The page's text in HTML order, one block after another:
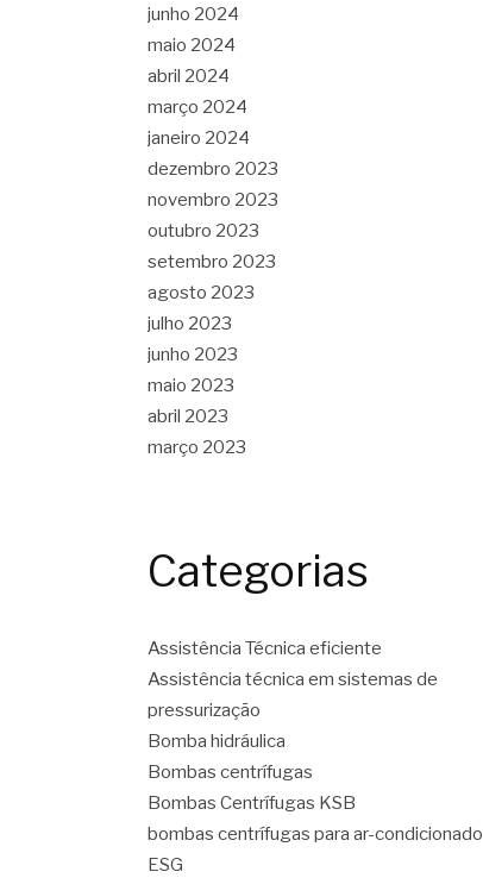
junho 2024
maio 2024
abril 2024
março 2024
janeiro 2024
dezembro 2023
novembro 2023
outubro 2023
setembro 2023
agosto 2023
julho 2023
junho 2023
maio 2023
abril 2023
março 2023
Categorias
Assistência Técnica eficiente
Assistência técnica em sistemas de
pressurização
Bomba hidráulica
Bombas centrífugas
Bombas Centrífugas KSB
bombas centrífugas para ar-condicionado
ESG